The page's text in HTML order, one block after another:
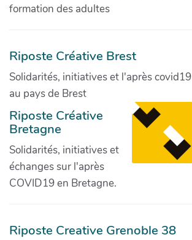
formation des adultes
Riposte Créative Brest
Solidarités, initiatives et l'après covid19
au pays de Brest
Riposte Créative
Bretagne
Solidarités, initiatives et
échanges sur l'après
COVID19 en Bretagne.
Riposte Creative Grenoble 38